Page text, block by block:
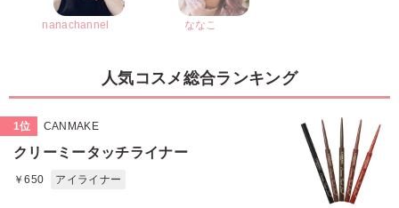
nanachannel ななこ
人気コスメ総合ランキング
1位 CANMAKE
クリーミータッチライナー
￥650 アイライナー